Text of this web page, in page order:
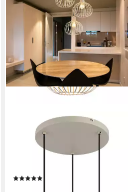
OTTO HOME
Hängeleuchte Yannic, Hängelampe
Metall cremefarben, exkl. 3x E27
40W 230V, ohne Leuchtmittel, Kabel
H: 1200mm